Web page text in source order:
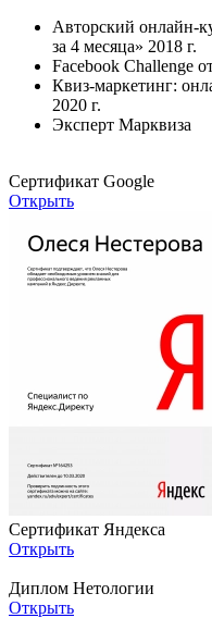
Авторский онлайн-
за 4 месяца» 2018 г.
Facebook Challenge
Квиз-маркетинг:
2020 г.
Эксперт Марквиза
Cертификат Google
Открыть
Cертификат Яндекса
Открыть
Диплом Нетологии
Открыть